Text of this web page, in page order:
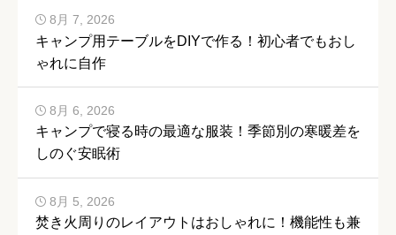
キャンプ用テーブルをDIYで作る！初心者でもおし
ゃれに自作
8月 7, 2026
キャンプで寝る時の最適な服装！季節別の寒暖差を
しのぐ安眠術
8月 6, 2026
焚き火周りのレイアウトはおしゃれに！機能性も兼
8月 5, 2026